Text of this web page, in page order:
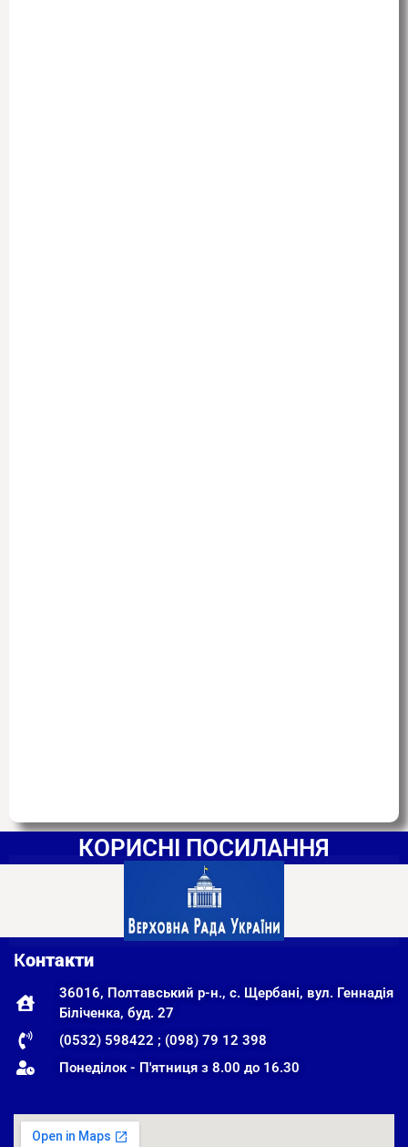
КОРИСНІ ПОСИЛАННЯ
Контакти
36016, Полтавський р-н., с. Щербані, вул. Геннадія
Біліченка, буд. 27
(0532) 598422 ; (098) 79 12 398
Понеділок - П'ятниця з 8.00 до 16.30